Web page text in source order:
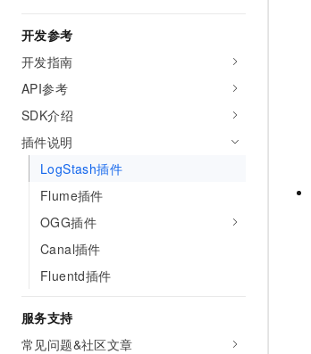
开发参考
开发指南
API参考
SDK介绍
插件说明
LogStash插件
Flume插件
OGG插件
Canal插件
Fluentd插件
服务支持
常见问题&社区文章